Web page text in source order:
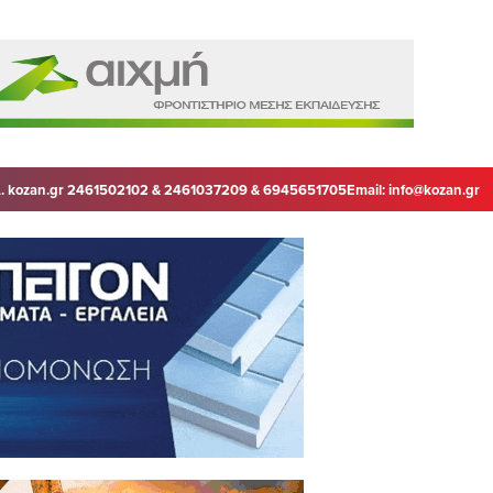
kozan.gr 2461502102 & 2461037209 & 6945651705Email:info@kozan.gr